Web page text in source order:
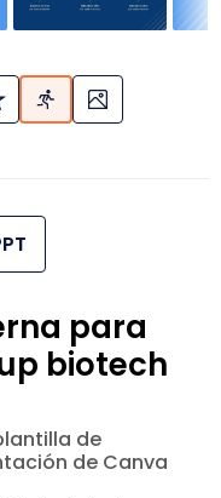
para
biotech
de
de Canva